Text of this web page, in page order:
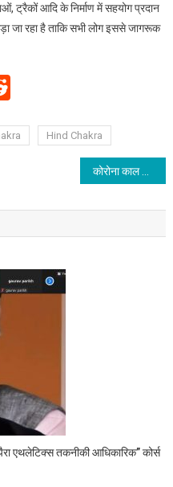
ट्रैकों आदि के निर्माण में सहयोग प्रदान
जा रहा है ताकि सभी लोग इससे जागरूक
Reddit
Hind Chakra
एथलेटिक्स तकनीकी आधिकारिक” कोर्स